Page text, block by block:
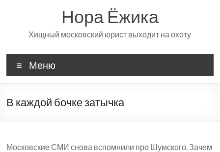
Нора Ёжика
Хищный московский юрист выходит на охоту
Меню
В каждой бочке затычка
Московские СМИ снова вспомнили про Шумского. Зачем